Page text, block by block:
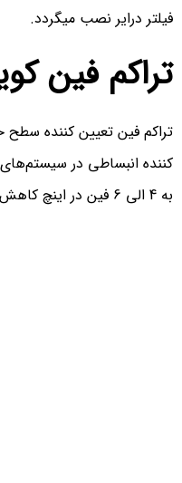
فیلتر درایر نصب میگردد.
تراکم فین
تراکم فین تعیین کننده
به 4 الی 6 فین در اینچ کاهش یابد.